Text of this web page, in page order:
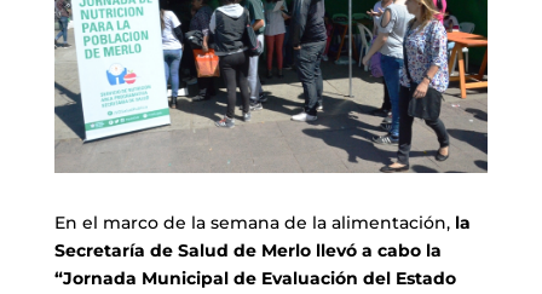
En el marco de la semana de la alimentación, la
Secretaría de Salud de Merlo llevó a cabo la
“Jornada Municipal de Evaluación del Estado